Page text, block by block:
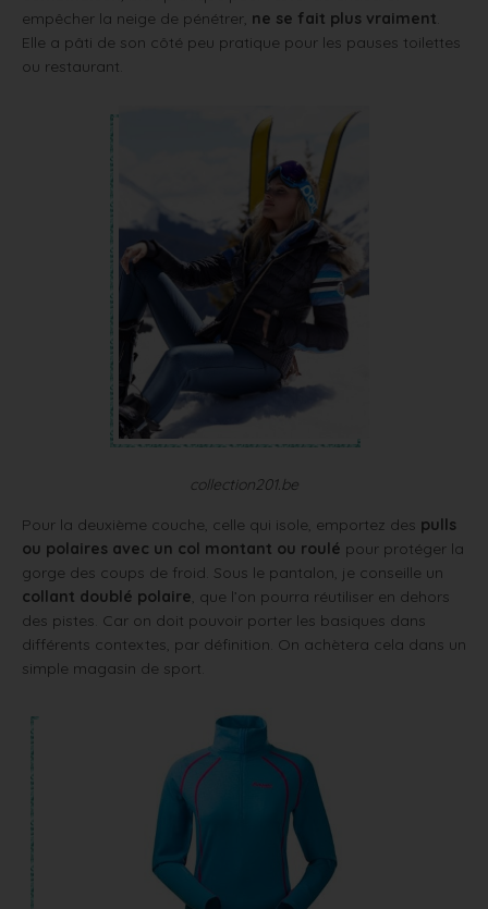
empêcher la neige de pénétrer, ne se fait plus vraiment
Elle a pâti de son côté peu pratique pour les pauses toilettes
ou restaurant.
collection201.be
Pour la deuxième couche, celle qui isole, emportez des pulls
ou polaires avec un col montant ou roulé pour protéger la
gorge des coups de froid. Sous le pantalon, je conseille un
collant doublé polaire , que l’on pourra réutiliser en dehors
des pistes. Car on doit pouvoir porter les basiques dans
différents contextes, par définition. On achètera cela dans un
simple magasin de sport.